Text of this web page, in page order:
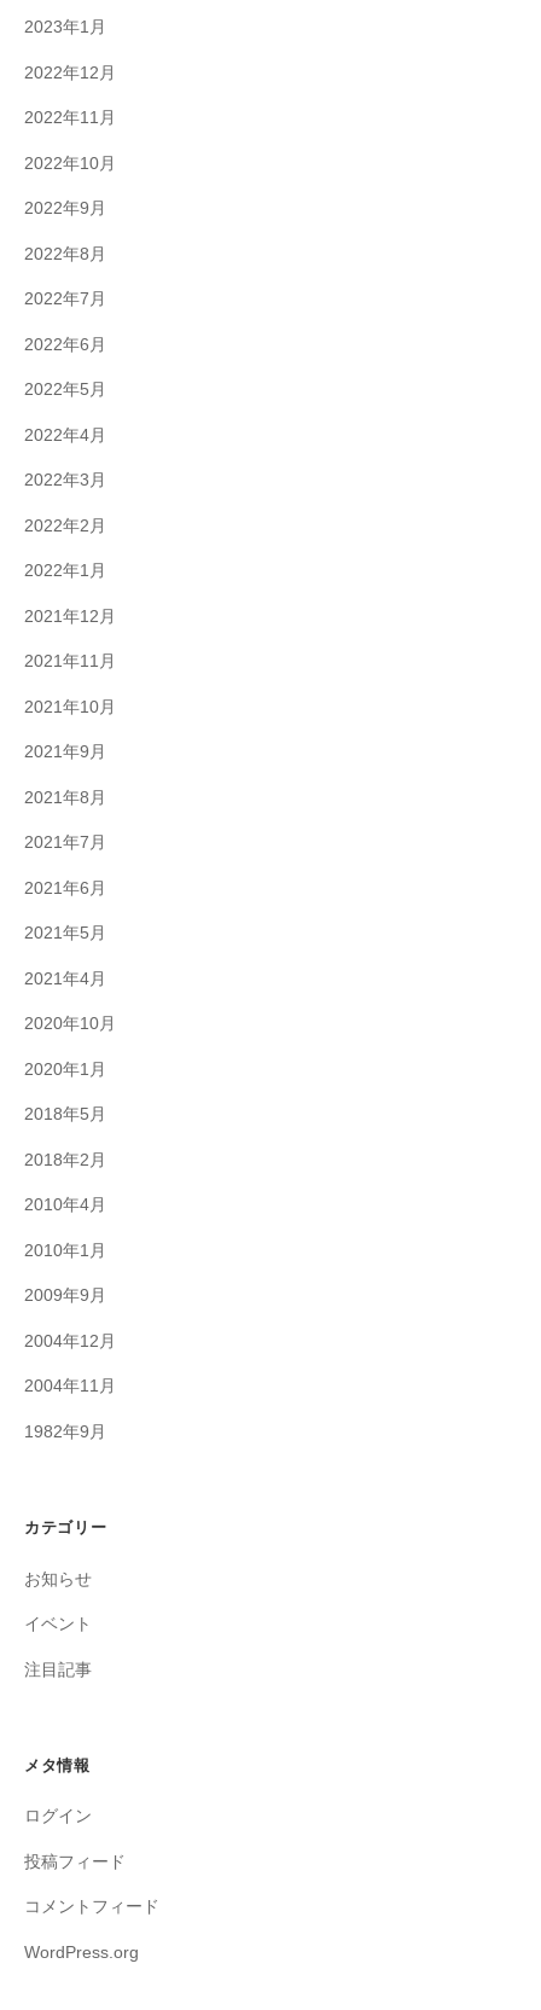
2023年1月
2022年12月
2022年11月
2022年10月
2022年9月
2022年8月
2022年7月
2022年6月
2022年5月
2022年4月
2022年3月
2022年2月
2022年1月
2021年12月
2021年11月
2021年10月
2021年9月
2021年8月
2021年7月
2021年6月
2021年5月
2021年4月
2020年10月
2020年1月
2018年5月
2018年2月
2010年4月
2010年1月
2009年9月
2004年12月
2004年11月
1982年9月
カテゴリー
お知らせ
イベント
注目記事
メタ情報
ログイン
投稿フィード
コメントフィード
WordPress.org